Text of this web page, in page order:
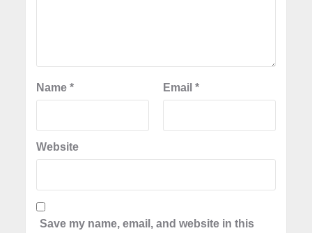
Name* Email *
Website
Save my name, email, and website in this